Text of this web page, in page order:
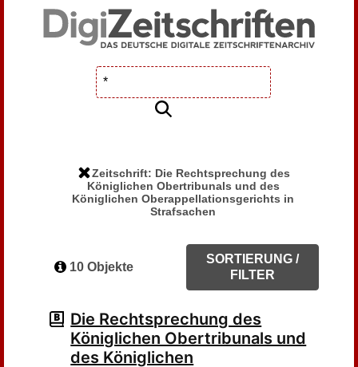
Zeitschrift: Die Rechtsprechung des
Königlichen Obertribunals und des
Königlichen Oberappellationsgerichts in
Strafsachen
10 Objekte
SORTIERUNG /
FILTER
Die Rechtsprechung des
Königlichen Obertribunals und
des Königlichen